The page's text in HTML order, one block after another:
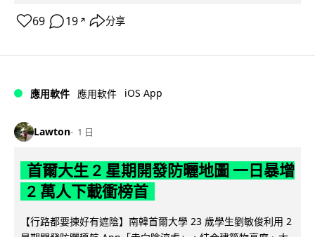
69 19 ↗ 分享
應用軟件 應用軟件 iOS App
Lawton 1 日
首爾大生 2 星期開發防曬地圖 一日暴增
2 萬人下載衝榜首
【行路都要揀好有遮陰】南韓首爾大學 23 歲學生劉敏俊利用 2